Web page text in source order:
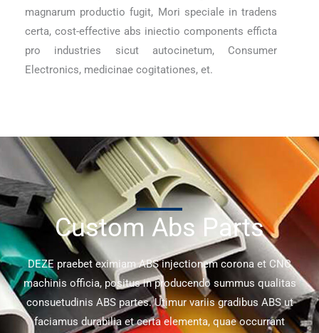
magnarum productio fugit, Mori speciale in tradens
certa, cost-effective abs iniectio components efficta
pro industries sicut autocinetum, Consumer
Electronics, medicinae cogitationes, et.
Custom Abs Parts
DEZE praebet eximiam ABS injectionem corona et CNC
machinis officia, positus in producendo summus qualitas
consuetudinis ABS partes. Utimur variis gradibus ABS ut
faciamus durabilia et certa elementa, quae occurrant